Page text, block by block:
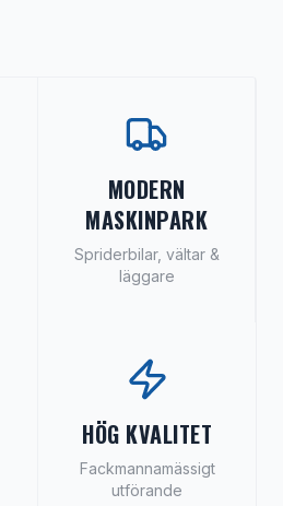
MODERN
MASKINPARK
Spriderbilar, vältar &
läggare
HÖG KVALITET
Fackmannamässigt
utförande